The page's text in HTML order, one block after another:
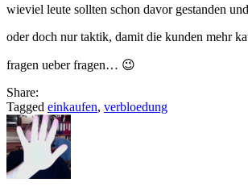
wieviel leute sollten schon davor gestanden
oder doch nur taktik, damit die kunden mehr
fragen ueber fragen… 😉
Share:
Tagged einkaufen, verbloedung